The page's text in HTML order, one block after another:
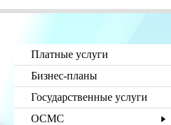
Платные услуги
Бизнес-планы
Государственные услуги
ОСМС